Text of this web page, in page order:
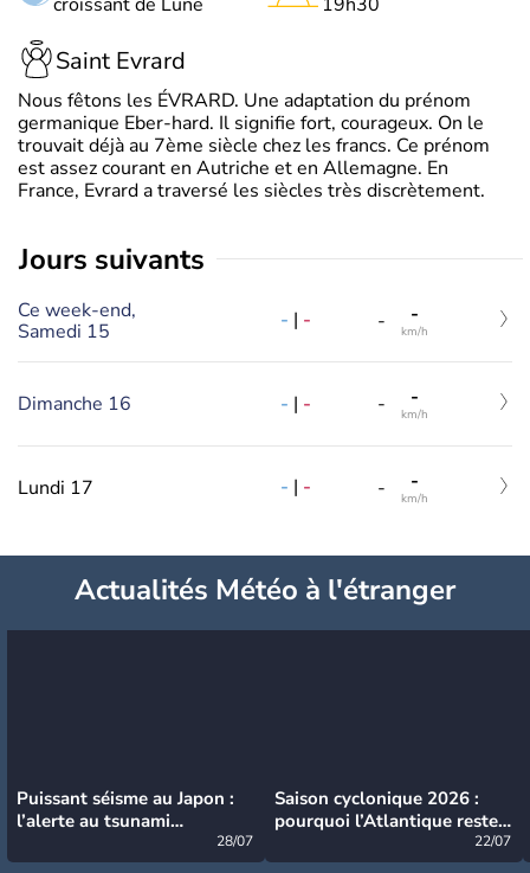
Saint Evrard
Nous fêtons les ÉVRARD. Une adaptation du prénom
germanique Eber-hard. Il signifie fort, courageux. On le
trouvait déjà au 7ème siècle chez les francs. Ce prénom
est assez courant en Autriche et en Allemagne. En
France, Evrard a traversé les siècles très discrètement.
jours suivants
Ce week-end,
Samedi 15
- | - - -
km/h
Dimanche 16 - | - - -
km/h
Lundi 17 - | - - -
km/h
Actualités Météo à l'étranger
Puissant séisme au Japon :
l’alerte au tsunami
28/07
Saison cyclonique 2026 :
pourquoi l’Atlantique reste
22/07